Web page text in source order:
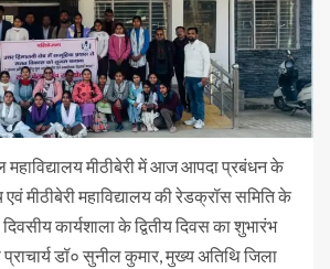
महाविद्यालय मीठीबेरी में आज आपदा प्रबंधन के
मीठीबेरी महाविद्यालय की रेडक्रॉस समिति के
कार्यशाला के द्वितीय दिवस का शुभारंभ
प्राचार्य डॉ० सुनील कुमार, मुख्य अतिथि जिला